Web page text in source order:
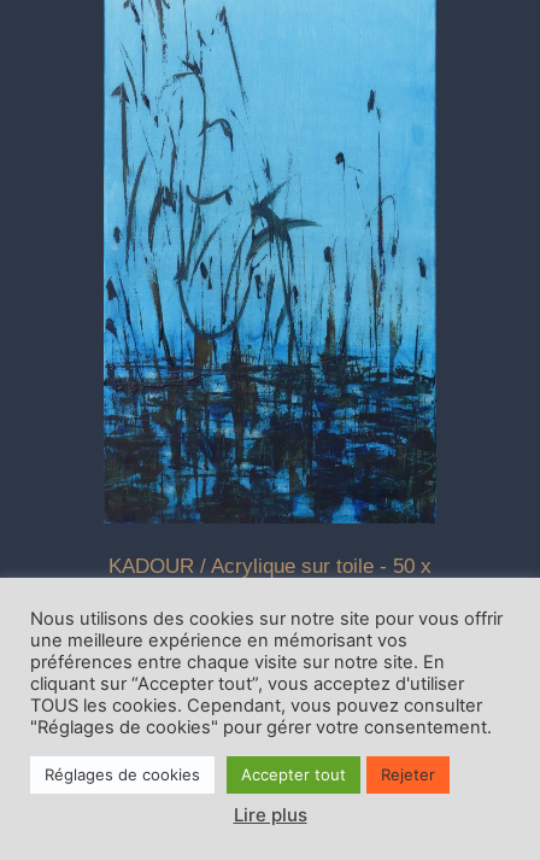
KADOUR / Acrylique sur toile - 50 x
Nous utilisons des cookies sur notre site pour vous offrir
une meilleure expérience en mémorisant vos
préférences entre chaque visite sur notre site. En
cliquant sur “Accepter tout”, vous acceptez d'utiliser
TOUS les cookies. Cependant, vous pouvez consulter
"Réglages de cookies" pour gérer votre consentement.
Réglages de cookies Accepter tout Rejeter
Lire plus